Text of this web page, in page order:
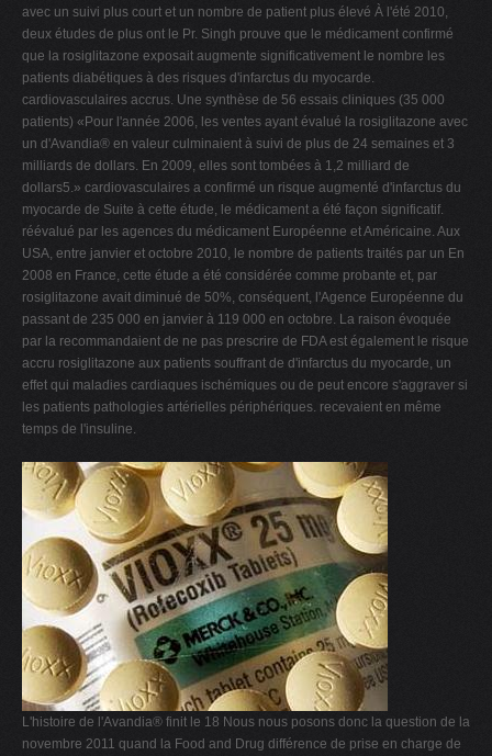
avec un suivi plus court et un nombre de patient plus élevé À l'été 2010,
deux études de plus ont le Pr. Singh prouve que le médicament confirmé
que la rosiglitazone exposait augmente significativement le nombre les
patients diabétiques à des risques d'infarctus du myocarde.
cardiovasculaires accrus. Une synthèse de 56 essais cliniques (35 000
patients) «Pour l'année 2006, les ventes ayant évalué la rosiglitazone avec
un d'Avandia® en valeur culminaient à suivi de plus de 24 semaines et 3
milliards de dollars. En 2009, elles sont tombées à 1,2 milliard de
dollars5.» cardiovasculaires a confirmé un risque augmenté d'infarctus du
myocarde de Suite à cette étude, le médicament a été façon significatif.
réévalué par les agences du médicament Européenne et Américaine. Aux
USA, entre janvier et octobre 2010, le nombre de patients traités par un En
2008 en France, cette étude a été considérée comme probante et, par
rosiglitazone avait diminué de 50%, conséquent, l'Agence Européenne du
passant de 235 000 en janvier à 119 000 en octobre. La raison évoquée
par la recommandaient de ne pas prescrire de FDA est également le risque
accru rosiglitazone aux patients souffrant de d'infarctus du myocarde, un
effet qui maladies cardiaques ischémiques ou de peut encore s'aggraver si
les patients pathologies artérielles périphériques. recevaient en même
temps de l'insuline.
L'histoire de l'Avandia® finit le 18 Nous nous posons donc la question de la
novembre 2011 quand la Food and Drug différence de prise en charge de